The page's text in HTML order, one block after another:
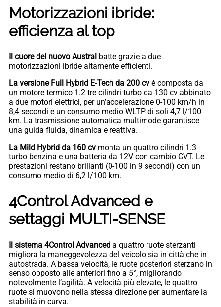
Motorizzazioni ibride:
efficienza al top
Il cuore del nuovo Austral batte grazie a due
motorizzazioni ibride altamente efficienti.
La versione Full Hybrid E-Tech da 200 cv è composta da
un motore termico 1.2 tre cilindri turbo da 130 cv abbinato
a due motori elettrici, per un’accelerazione 0-100 km/h in
8,4 secondi e un consumo medio WLTP di soli 4,7 l/100
km. La trasmissione automatica multimode garantisce
una guida fluida, dinamica e reattiva.
La Mild Hybrid da 160 cv monta un quattro cilindri 1.3
turbo benzina e una batteria da 12V con cambio CVT. Le
prestazioni restano brillanti (0-100 in 9 secondi) con un
consumo medio di 6,2 l/100 km.
4Control Advanced e
settaggi MULTI-SENSE
Il sistema 4Control Advanced a quattro ruote sterzanti
migliora la maneggevolezza del veicolo sia in città che in
autostrada. A bassa velocità, le ruote posteriori sterzano in
senso opposto alle anteriori fino a 5°, migliorando
notevolmente l’agilità. A velocità più elevate, le quattro
ruote si muovono nella stessa direzione per aumentare la
stabilità in curva.